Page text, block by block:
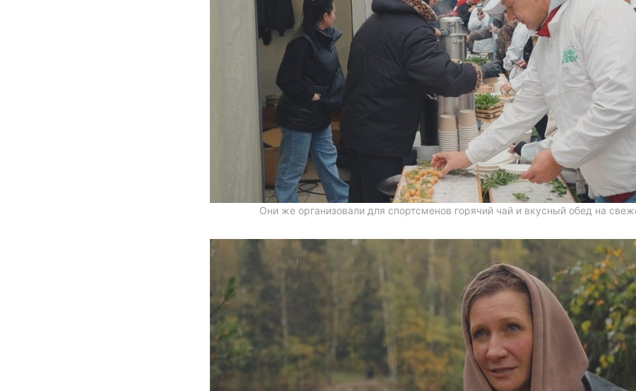
Они же организовали для спортсменов горячий чай и вкусный обед на